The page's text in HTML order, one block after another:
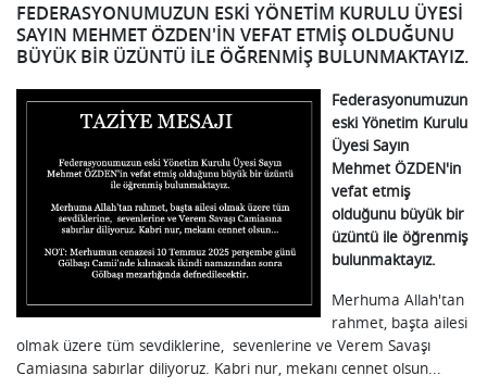
FEDERASYONUMUZUN ESKI YÖNETIM KURULU ÜYESI
SAYIN MEHMET ÖZDEN'IN VEFAT ETMIŞ OLDUĞUNU
BÜYÜK BIR ÜZÜNTÜ ILE ÖĞRENMIŞ BULUNMAKTAYIZ.
Federasyonumuzun
eski Yönetim Kurulu
Üyesi Sayın
Mehmet ÖZDEN'in
vefat etmiş
olduğunu büyük bir
üzüntü ile öğrenmiş
bulunmaktayız.
Merhuma Allah'tan
rahmet, başta ailesi
olmak üzere tüm sevdiklerine, sevenlerine ve Verem Savaşı
Camiasına sabırlar diliyoruz. Kabri nur, mekanı cennet olsun...